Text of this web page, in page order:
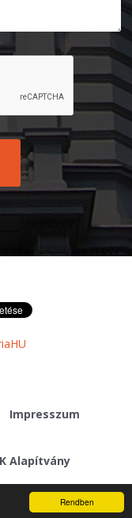
Rendben
Impresszum
Alapítvány